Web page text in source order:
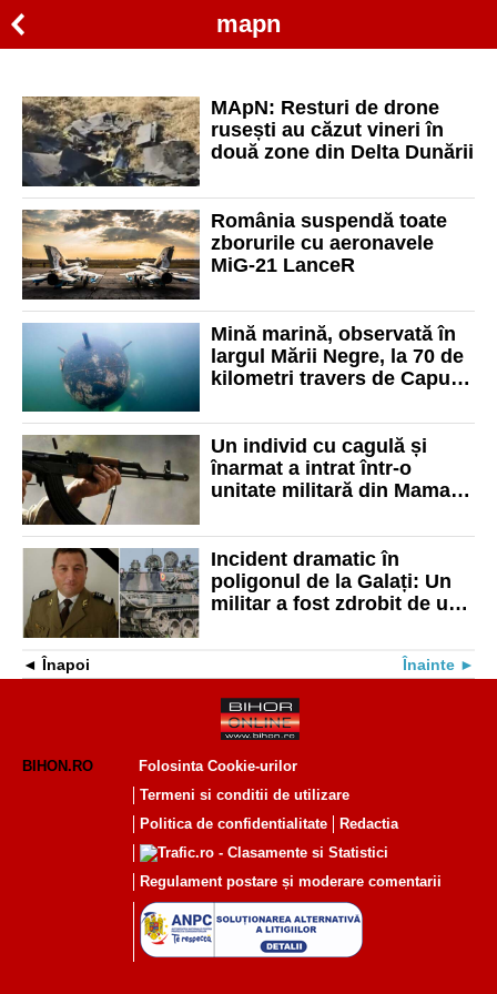
mapn
MApN: Resturi de drone
rusești au căzut vineri în
două zone din Delta Dunării
România suspendă toate
zborurile cu aeronavele
MiG-21 LanceR
Mină marină, observată în
largul Mării Negre, la 70 de
kilometri travers de Capu
Un individ cu cagulă și
înarmat a intrat într-o
unitate militară din Mamaia.
poliție după ce a dezarmat
soldatul de pază!
Incident dramatic în
poligonul de la Galați: Un
militar a fost zdrobit de un
Înapoi Înainte
BIHON.RO
Folosinta Cookie-urilor
Termeni si conditii de utilizare
Politica de confidentialitate
Redactia
Regulament postare și moderare comentarii